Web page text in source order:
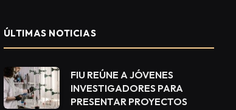
ÚLTIMAS NOTICIAS
FIU REÚNE A JÓVENES
INVESTIGADORES PARA
PRESENTAR PROYECTOS